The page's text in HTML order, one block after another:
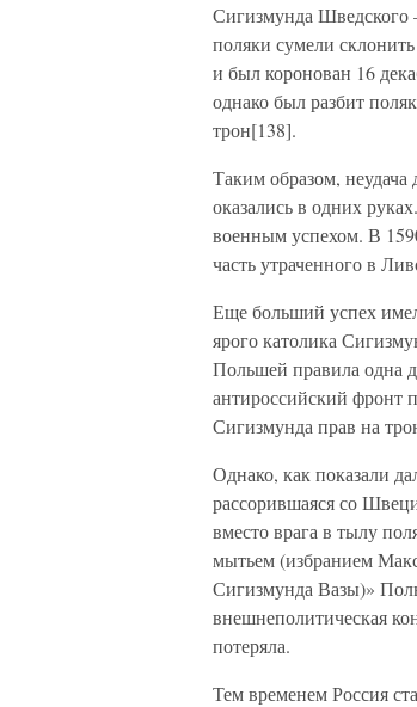
Сигизмунда Шведского
поляки сумели
и был коронован 16
однако был разбит
трон[138].
Таким образом,
оказались в одних
военным успехом. В
часть утраченного в
Еще больший успех
ярого католика
Польшей правила одна
антироссийский фронт
Сигизмунда прав на
Однако, как показали
рассорившаяся со
вместо врага в тылу
мытьем (избранием
Сигизмунда Вазы)»
внешнеполитическая
потеряла.
Тем временем Россия